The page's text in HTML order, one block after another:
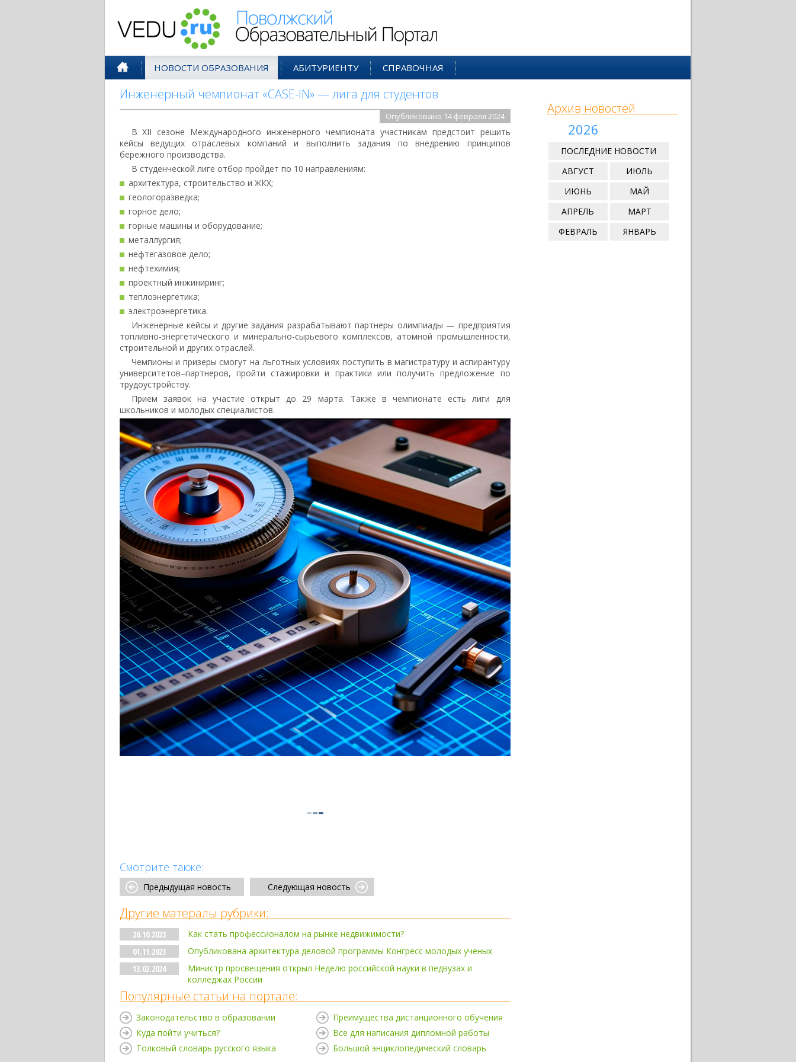
НОВОСТИ ОБРАЗОВАНИЯ АБИТУРИЕНТУ СПРАВОЧНАЯ
Инженерный чемпионат «CASE-IN» — лига для студентов
Опубликовано 14 февраля 2024
В XII сезоне Международного инженерного чемпионата участникам предстоит решить
кейсы ведущих отраслевых компаний и выполнить задания по внедрению принципов
бережного производства.
В студенческой лиге отбор пройдет по 10 направлениям:
архитектура, строительство и ЖКХ;
геологоразведка;
горное дело;
горные машины и оборудование;
металлургия;
нефтегазовое дело;
нефтехимия;
проектный инжиниринг;
теплоэнергетика;
электроэнергетика.
Инженерные кейсы и другие задания разрабатывают партнеры олимпиады — предприятия
топливно-энергетического и минерально-сырьевого комплексов, атомной промышленности,
строительной и других отраслей.
Чемпионы и призеры смогут на льготных условиях поступить в магистратуру и аспирантуру
университетов–партнеров, пройти стажировки и практики или получить предложение по
трудоустройству.
Прием заявок на участие открыт до 29 марта. Также в чемпионате есть лиги для
школьников и молодых специалистов.
Смотрите также:
Предыдущая новость Следующая новость
Другие матералы рубрики:
26.10.2023
Как стать профессионалом на рынке недвижимости?
01.11.2023
Опубликована архитектура деловой программы Конгресс молодых ученых
13.02.2024
Министр просвещения открыл Неделю российской науки в педвузах и
колледжах России
Популярные статьи на портале:
Законодательство в образовании
Куда пойти учиться?
Толковый словарь русского языка
Преимущества дистанционного обучения
Все для написания дипломной работы
Большой энциклопедический словарь
Архив новостей
2026
ПОСЛЕДНИЕ НОВОСТИ
АВГУСТ
ИЮЛЬ
ИЮНЬ
МАЙ
АПРЕЛЬ
МАРТ
ФЕВРАЛЬ
ЯНВАРЬ